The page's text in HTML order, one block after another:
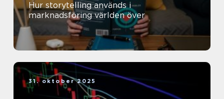
Hur storytelling används i
marknadsföring världen över
31. oktober 2025